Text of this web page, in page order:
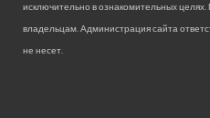
исключительно в ознакомительных
владельцам. Администрация сайта
не несет.